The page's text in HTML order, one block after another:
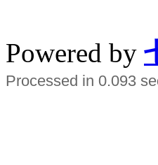
Powered by
Processed in 0.093